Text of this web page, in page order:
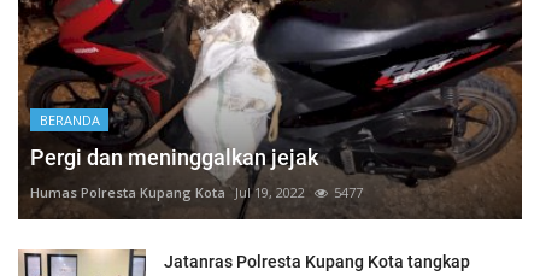
BERANDA
Pergi dan meninggalkan jejak
Humas Polresta Kupang Kota Jul 19, 2022 5477
Jatanras Polresta Kupang Kota tangkap